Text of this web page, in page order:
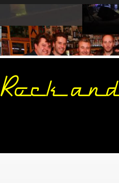
Rock